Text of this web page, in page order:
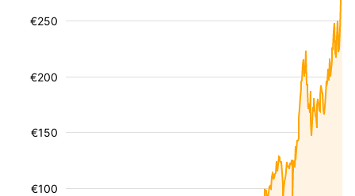
€100
€150
€200
€250